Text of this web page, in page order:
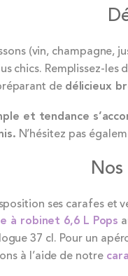
(vin, champagne,
chics. Remplissez-
de délicieux
et tendance
N’hésitez pas
ses carafes et
à robinet 6,6 L Pops
37 cl. Pour un
à l’aide de notre